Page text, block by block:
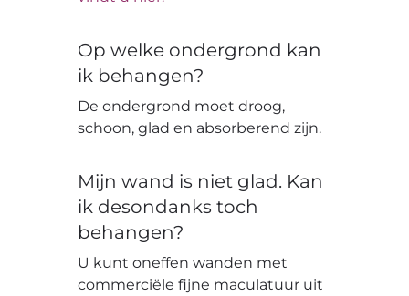
Op welke ondergrond kan
ik behangen?
De ondergrond moet droog,
schoon, glad en absorberend zijn.
Mijn wand is niet glad. Kan
ik desondanks toch
behangen?
U kunt oneffen wanden met
commerciële fijne maculatuur uit